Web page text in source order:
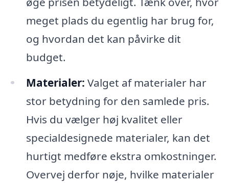
meget plads du egentlig har brug for,
og hvordan det kan påvirke dit
budget.
Materialer: Valget af materialer har
stor betydning for den samlede pris.
Hvis du vælger høj kvalitet eller
specialdesignede materialer, kan det
hurtigt medføre ekstra omkostninger.
Overvej derfor nøje, hvilke materialer